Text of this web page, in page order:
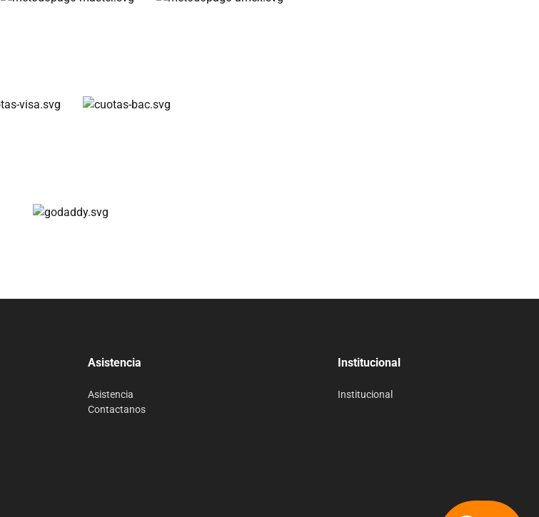
Asistencia
Asistencia
Contactanos
Institucional
Institucional